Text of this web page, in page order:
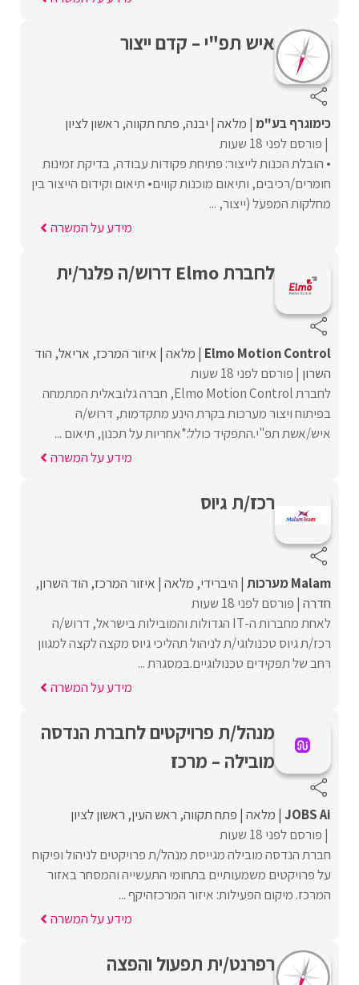
איש תפ"י – קדם ייצור
כימוגרף בע"מ מלאה יבנה פתח תקווה ראשון לציון
פורסם לפני 18 שעות
• הובלת הכנות לייצור: פתיחת פקודות עבודה, בדיקת זמינות
חומרים/רכיבים, ותיאום מוכנות קווים• תיאום וקידום הייצור בין
מחלקות המפעל (ייצור, ...
מידע על המשרה
לחברת Elmo דרוש/ה פלנר/ית
Elmo Motion Control מלאה איזור המרכז אריאל הוד
השרון פורסם לפני 18 שעות
לחברת Elmo Motion Control, חברה גלובאלית המתמחה
בפיתוח ויצור מערכות בקרת הינע מתקדמות, דרוש/ה
איש/אשת תפ"י.התפקיד כולל:*אחריות על תכנון, תיאום ...
מידע על המשרה
רכז/ת גיוס
Malam מערכות היברידי מלאה איזור המרכז הוד השרון
חדרה פורסם לפני 18 שעות
לאחת מחברות ה-IT הגדולות והמובילות בישראל, דרוש/ה
רכז/ת גיוס טכנולוגי/ת לניהול תהליכי גיוס מקצה לקצה למגוון
רחב של תפקידים טכנולוגיים.במסגרת ...
מידע על המשרה
מנהל/ת פרויקטים לחברת הנדסה
מובילה – מרכז
JOBS Ai מלאה פתח תקווה ראש העין ראשון לציון
פורסם לפני 18 שעות
חברת הנדסה מובילה מגייסת מנהל/ת פרויקטים לניהול ופיקוח
על פרויקטים משמעותיים בתחומי התעשייה והמסחר באזור
המרכז. מיקום הפעילות: איזור המרכזהיקף ...
מידע על המשרה
רפרנט/ית תפעול והפצה